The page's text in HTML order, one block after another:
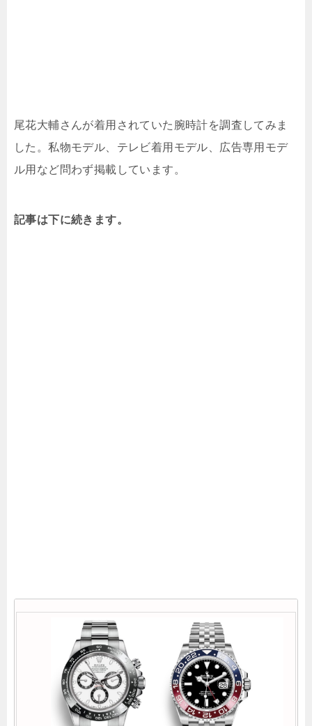
尾花大輔さんが着用されていた腕時計を調査してみま
した。私物モデル、テレビ着用モデル、広告専用モデ
ル用など問わず掲載しています。
記事は下に続きます。